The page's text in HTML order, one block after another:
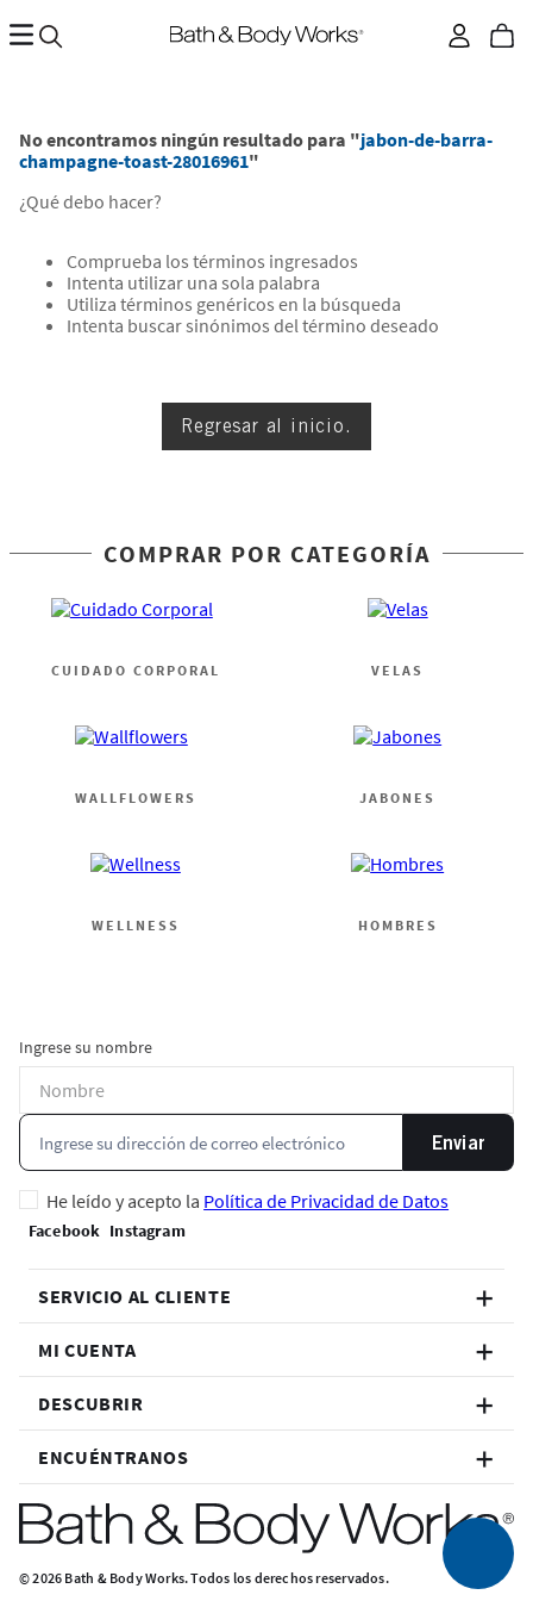
No encontramos ningún resultado para "jabon-de-barra-
champagne-toast-28016961"
¿Qué debo hacer?
Comprueba los términos ingresados
Intenta utilizar una sola palabra
Utiliza términos genéricos en la búsqueda
Intenta buscar sinónimos del término deseado
Regresar al inicio.
COMPRAR POR CATEGORÍA
CUIDADO CORPORAL VELAS
WALLFLOWERS JABONES
WELLNESS HOMBRES
Ingrese su nombre
Enviar
He leído y acepto la Política de Privacidad de Datos
SERVICIO AL CLIENTE
MI CUENTA
DESCUBRIR
ENCUÉNTRANOS
© 2026 Bath & Body Works. Todos los derechos reservados.